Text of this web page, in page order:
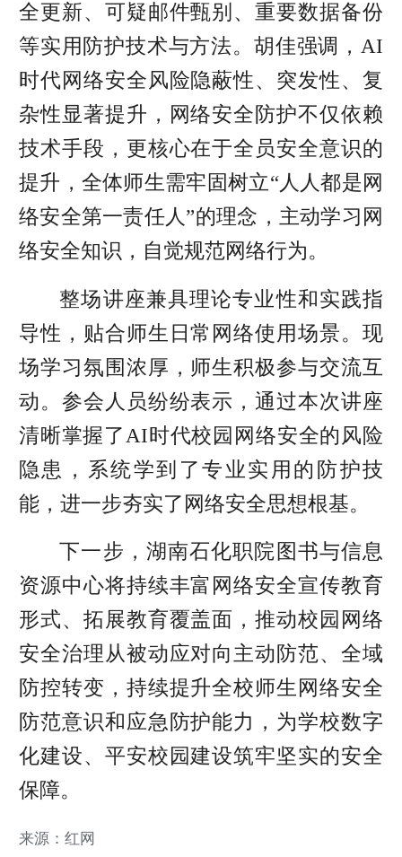
全更新、可疑邮件甄别、重要数据备份
等实用防护技术与方法。胡佳强调，AI
时代网络安全风险隐蔽性、突发性、复
杂性显著提升，网络安全防护不仅依赖
技术手段，更核心在于全员安全意识的
提升，全体师生需牢固树立“人人都是网
络安全第一责任人”的理念，主动学习网
络安全知识，自觉规范网络行为。
整场讲座兼具理论专业性和实践指
导性，贴合师生日常网络使用场景。现
场学习氛围浓厚，师生积极参与交流互
动。参会人员纷纷表示，通过本次讲座
清晰掌握了AI时代校园网络安全的风险
隐患，系统学到了专业实用的防护技
能，进一步夯实了网络安全思想根基。
下一步，湖南石化职院图书与信息
资源中心将持续丰富网络安全宣传教育
形式、拓展教育覆盖面，推动校园网络
安全治理从被动应对向主动防范、全域
防控转变，持续提升全校师生网络安全
防范意识和应急防护能力，为学校数字
化建设、平安校园建设筑牢坚实的安全
保障。
来源：红网